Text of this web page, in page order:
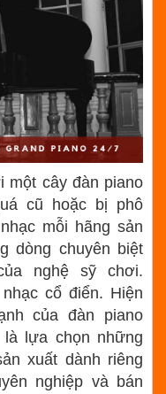
một cây đàn piano
cũ hoặc bị phô
mỗi hãng sản
dòng chuyên biệt
nghệ sỹ chơi.
cổ điển. Hiện
của đàn piano
lựa chọn những
xuất dành riêng
nghiệp và bán